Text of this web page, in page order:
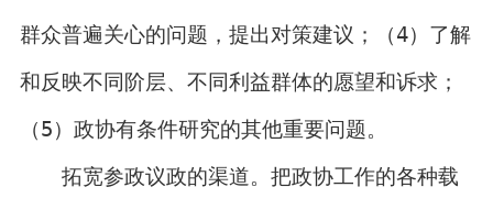
群众普遍关心的问题，提出对策建议；（4）了解
和反映不同阶层、不同利益群体的愿望和诉求；
（5）政协有条件研究的其他重要问题。
拓宽参政议政的渠道。把政协工作的各种载